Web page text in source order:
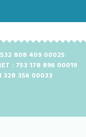
808 409 00025
: 753 178 896 00019
328 356 00033